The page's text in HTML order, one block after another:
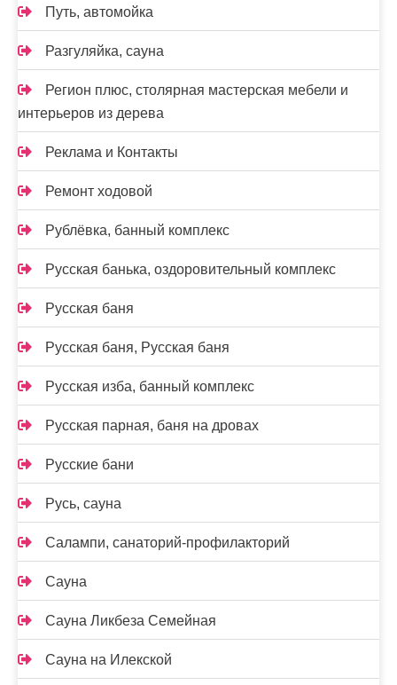
Путь, автомойка
Разгуляйка, сауна
Регион плюс, столярная мастерская мебели и
интерьеров из дерева
Реклама и Контакты
Ремонт ходовой
Рублёвка, банный комплекс
Русская банька, оздоровительный комплекс
Русская баня
Русская баня, Русская баня
Русская изба, банный комплекс
Русская парная, баня на дровах
Русские бани
Русь, сауна
Салампи, санаторий-профилакторий
Сауна
Сауна Ликбеза Семейная
Сауна на Илекской